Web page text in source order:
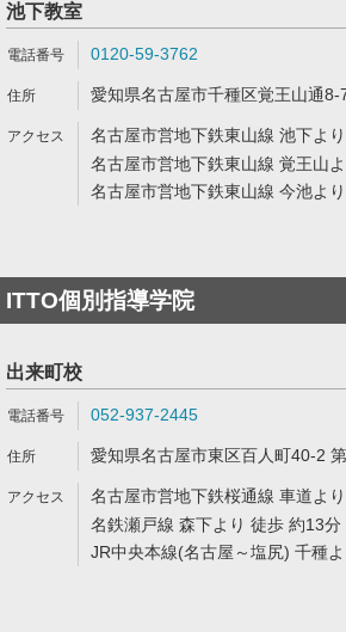
池下教室
0120-59-3762
愛知県名古屋市千種区覚王山通
名古屋市営地下鉄東山線 池下よ
名古屋市営地下鉄東山線 覚王山
名古屋市営地下鉄東山線 今池よ
ITTO個別指導学院
出来町校
052-937-2445
愛知県名古屋市東区百人町40-2
名古屋市営地下鉄桜通線 車道よ
名鉄瀬戸線 森下より 徒歩 約13分
JR中央本線(名古屋～塩尻) 千種